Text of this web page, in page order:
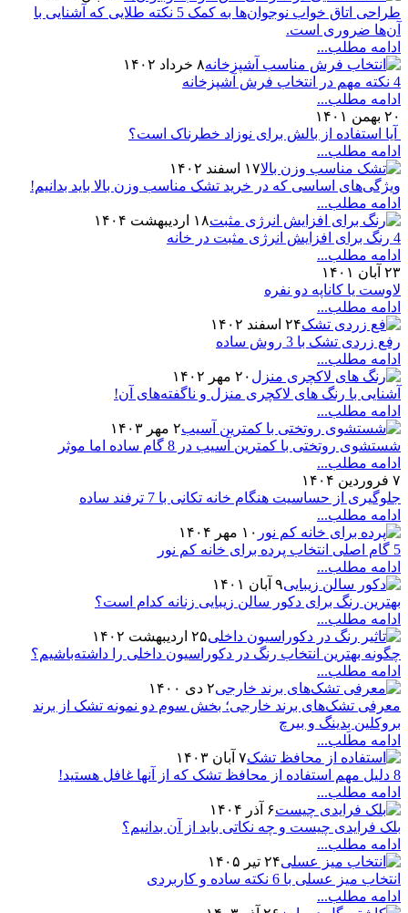
طراحی اتاق خواب نوجوان‌ها به کمک 5 نکته طلایی که آشنایی با
آن‌ها ضروری است.
ادامه مطلب...
۸ خرداد ۱۴۰۲
4 نکته مهم در انتخاب فرش آشپزخانه
ادامه مطلب...
۲۰ بهمن ۱۴۰۱
آیا استفاده از بالش برای نوزاد خطرناک است؟
ادامه مطلب...
۱۷ اسفند ۱۴۰۲
ویژگی‌های اساسی که در خرید تشک مناسب وزن بالا باید بدانیم!
ادامه مطلب...
۱۸ اردیبهشت ۱۴۰۴
4 رنگ برای افزایش انرژی مثبت در خانه
ادامه مطلب...
۲۳ آبان ۱۴۰۱
لاوست یا کاناپه دو نفره
ادامه مطلب...
۲۴ اسفند ۱۴۰۲
رفع زردی تشک با 3 روش ساده
ادامه مطلب...
۲۰ مهر ۱۴۰۲
آشنایی با رنگ های لاکچری منزل و ناگفته‌های آن!
ادامه مطلب...
۲ مهر ۱۴۰۳
شستشوی روتختی با کمترین آسیب در 8 گام ساده اما موثر
ادامه مطلب...
۷ فروردین ۱۴۰۴
جلوگیری از حساسیت هنگام خانه تکانی با 7 ترفند ساده
ادامه مطلب...
۱۰ مهر ۱۴۰۴
5 گام اصلی انتخاب پرده برای خانه کم نور
ادامه مطلب...
۹ آبان ۱۴۰۱
بهترین رنگ برای دکور سالن زیبایی زنانه کدام است؟
ادامه مطلب...
۲۵ اردیبهشت ۱۴۰۲
چگونه بهترین انتخاب رنگ در دکوراسیون داخلی را داشته‌باشیم؟
ادامه مطلب...
۲ دی ۱۴۰۰
معرفی تشک‌های برند خارجی؛ بخش سوم دو نمونه تشک از برند
بروکلین بِدینگ و بیرچ
ادامه مطلب...
۷ آبان ۱۴۰۳
8 دلیل مهم استفاده از محافظ تشک که از آنها غافل هستید!
ادامه مطلب...
۶ آذر ۱۴۰۴
بلک فرایدی چیست و چه نکاتی باید از آن بدانیم؟
ادامه مطلب...
۲۴ تیر ۱۴۰۵
انتخاب میز عسلی با 6 نکته ساده و کاربردی
ادامه مطلب...